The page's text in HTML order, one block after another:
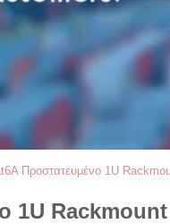
Προστατευμένο 1U
1U